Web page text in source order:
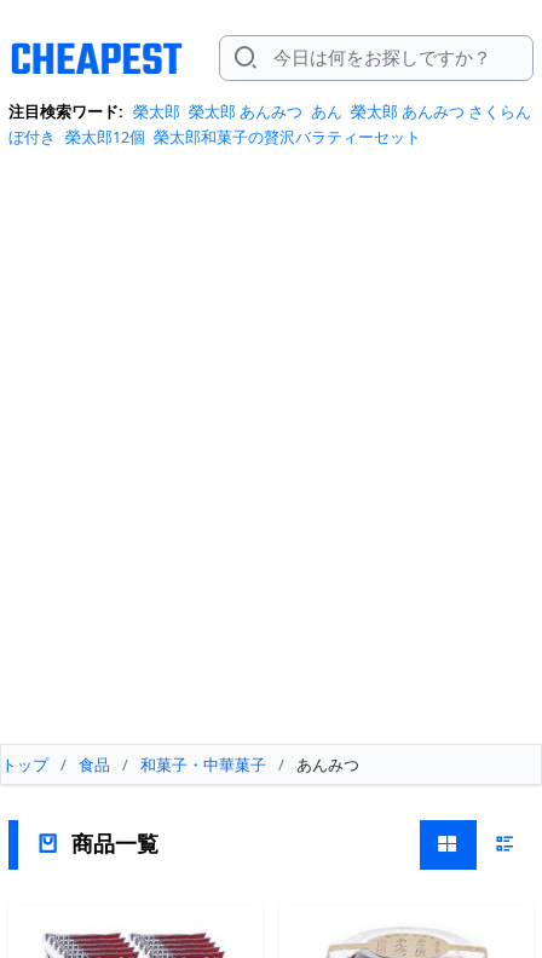
注目検索ワード: 榮太郎 榮太郎 あんみつ あん 榮太郎 あんみつ さくらん
ぼ付き
榮太郎12個 榮太郎和菓子の贅沢バラティーセット
トップ / 食品 / 和菓子・中華菓子 / あんみつ
商品一覧